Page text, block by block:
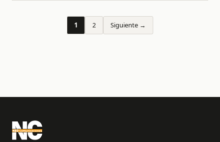
1 2 Siguiente →